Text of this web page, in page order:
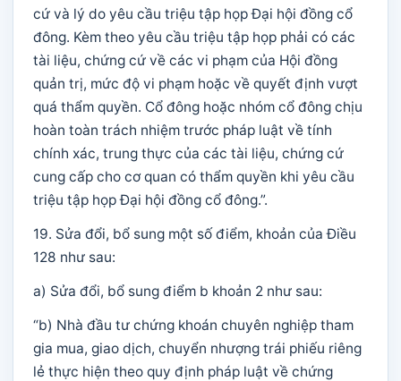
cứ và lý do yêu cầu triệu tập họp Đại hội đồng cổ
đông. Kèm theo yêu cầu triệu tập họp phải có các
tài liệu, chứng cứ về các vi phạm của Hội đồng
quản trị, mức độ vi phạm hoặc về quyết định vượt
quá thẩm quyền. Cổ đông hoặc nhóm cổ đông chịu
hoàn toàn trách nhiệm trước pháp luật về tính
chính xác, trung thực của các tài liệu, chứng cứ
cung cấp cho cơ quan có thẩm quyền khi yêu cầu
triệu tập họp Đại hội đồng cổ đông.”.
19. Sửa đổi, bổ sung một số điểm, khoản của Điều
128 như sau:
a) Sửa đổi, bổ sung điểm b khoản 2 như sau:
“b) Nhà đầu tư chứng khoán chuyên nghiệp tham
gia mua, giao dịch, chuyển nhượng trái phiếu riêng
lẻ thực hiện theo quy định pháp luật về chứng